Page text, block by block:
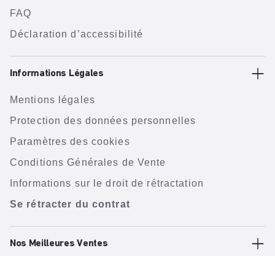
FAQ
Déclaration d’accessibilité
Informations Légales
Mentions légales
Protection des données personnelles
Paramètres des cookies
Conditions Générales de Vente
Informations sur le droit de rétractation
Se rétracter du contrat
Nos Meilleures Ventes